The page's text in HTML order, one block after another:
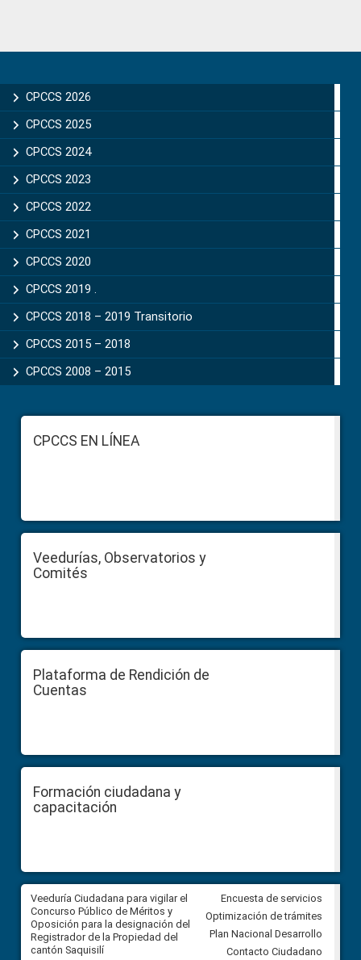
Sidebar
CPCCS 2026
CPCCS 2025
CPCCS 2024
CPCCS 2023
CPCCS 2022
CPCCS 2021
CPCCS 2020
CPCCS 2019 .
CPCCS 2018 – 2019 Transitorio
CPCCS 2015 – 2018
CPCCS 2008 – 2015
FooterCPCCS EN LÍNEA
Veedurías, Observatorios y
Comités
Plataforma de Rendición de
Cuentas
Formación ciudadana y
capacitación
Veeduría Ciudadana para vigilar el
Concurso Público de Méritos y
Oposición para la designación del
Registrador de la Propiedad del
cantón Saquisilí
Veeduría Ciudadana para
construcción del asfaltado de
Ballenita del cantón Santa
Encuesta de servicios
Optimización de trámites
Plan Nacional Desarrollo
Contacto Ciudadano